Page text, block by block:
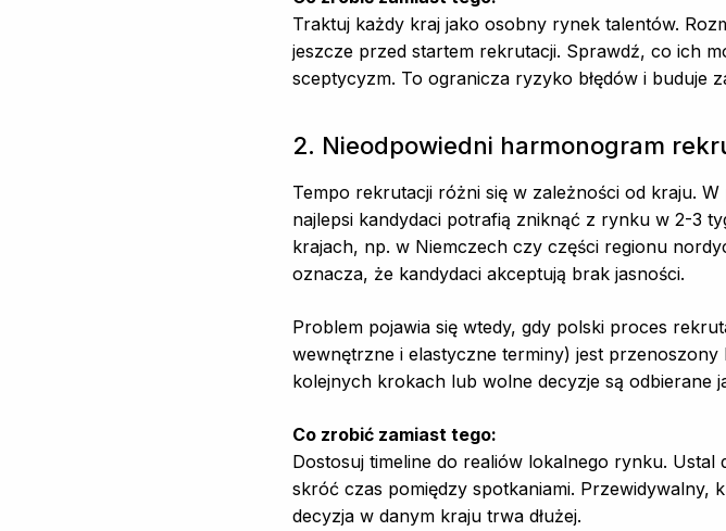
Traktuj każdy kraj jako osobny rynek talentów.
jeszcze przed startem rekrutacji. Sprawdź, co ich
sceptycyzm. To ogranicza ryzyko błędów i buduje
2. Nieodpowiedni harmonogram
Tempo rekrutacji różni się w zależności od kraju.
najlepsi kandydaci potrafią zniknąć z rynku w 2-3
krajach, np. w Niemczech czy części regionu
oznacza, że kandydaci akceptują brak jasności.
Problem pojawia się wtedy, gdy polski proces
wewnętrzne i elastyczne terminy) jest
kolejnych krokach lub wolne decyzje są
Co zrobić zamiast tego:
Dostosuj timeline do realiów lokalnego rynku.
skróć czas pomiędzy spotkaniami.
decyzja w danym kraju trwa dłużej.